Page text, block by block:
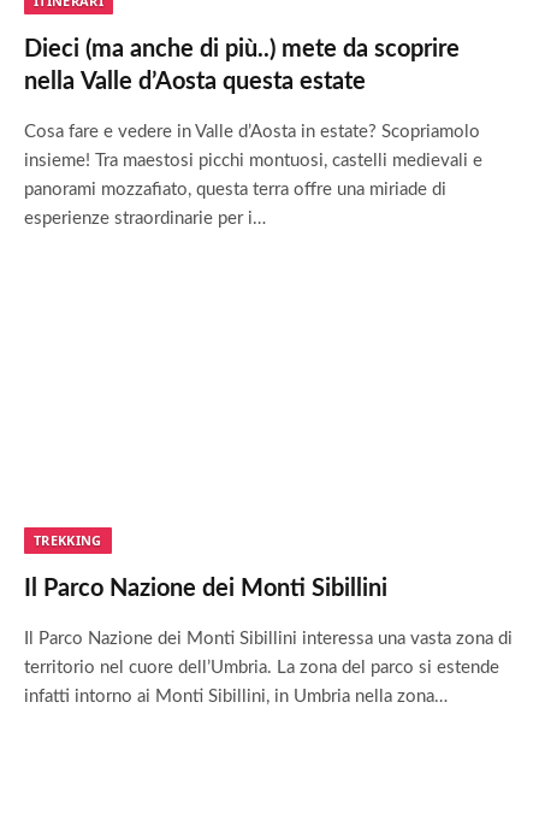
Dieci (ma anche di più..) mete da scoprire
nella Valle d’Aosta questa estate
Cosa fare e vedere in Valle d’Aosta in estate? Scopriamolo
insieme! Tra maestosi picchi montuosi, castelli medievali e
panorami mozzafiato, questa terra offre una miriade di
esperienze straordinarie per i…
TREKKING
Il Parco Nazione dei Monti Sibillini
Il Parco Nazione dei Monti Sibillini interessa una vasta zona di
territorio nel cuore dell’Umbria. La zona del parco si estende
infatti intorno ai Monti Sibillini, in Umbria nella zona…